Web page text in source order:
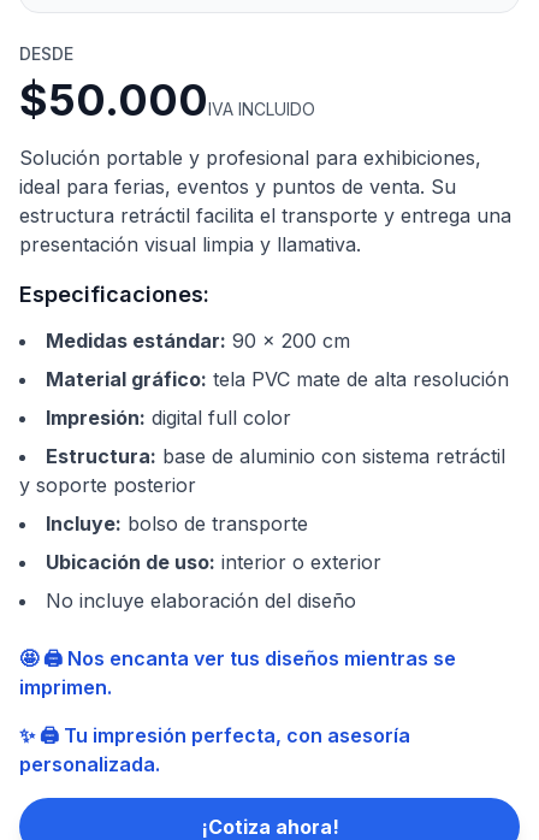
DESDE
$50.000IVA INCLUIDO
Solución portable y profesional para exhibiciones,
ideal para ferias, eventos y puntos de venta. Su
estructura retráctil facilita el transporte y entrega una
presentación visual limpia y llamativa.
Especificaciones:
Medidas estándar: 90 × 200 cm
Material gráfico: tela PVC mate de alta resolución
Impresión: digital full color
Estructura: base de aluminio con sistema retráctil
y soporte posterior
Incluye: bolso de transporte
Ubicación de uso: interior o exterior
No incluye elaboración del diseño
🤩 🖨️ Nos encanta ver tus diseños mientras se
imprimen.
✨ 🖨️ Tu impresión perfecta, con asesoría
personalizada.
¡Cotiza ahora!